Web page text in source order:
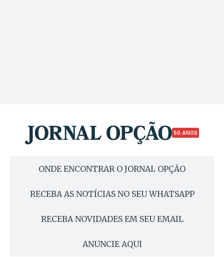
50 ANOS
ONDE ENCONTRAR O JORNAL OPÇÃO
RECEBA AS NOTÍCIAS NO SEU WHATSAPP
RECEBA NOVIDADES EM SEU EMAIL
ANUNCIE AQUI